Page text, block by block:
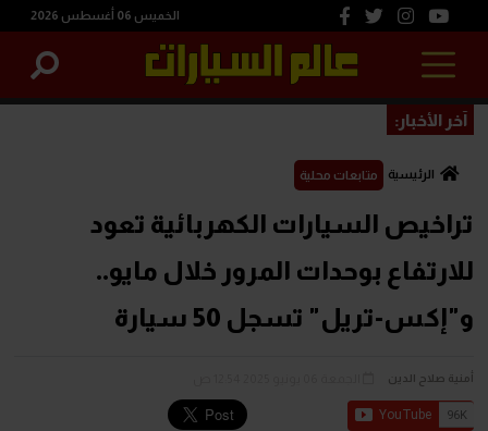
الخميس 06 أغسطس 2026
آخر الأخبار:
الرئيسية متابعات محلية
تراخيص السيارات الكهربائية تعود
للارتفاع بوحدات المرور خلال مايو..
و"إكس-تريل" تسجل 50 سيارة
أمنية صلاح الدين